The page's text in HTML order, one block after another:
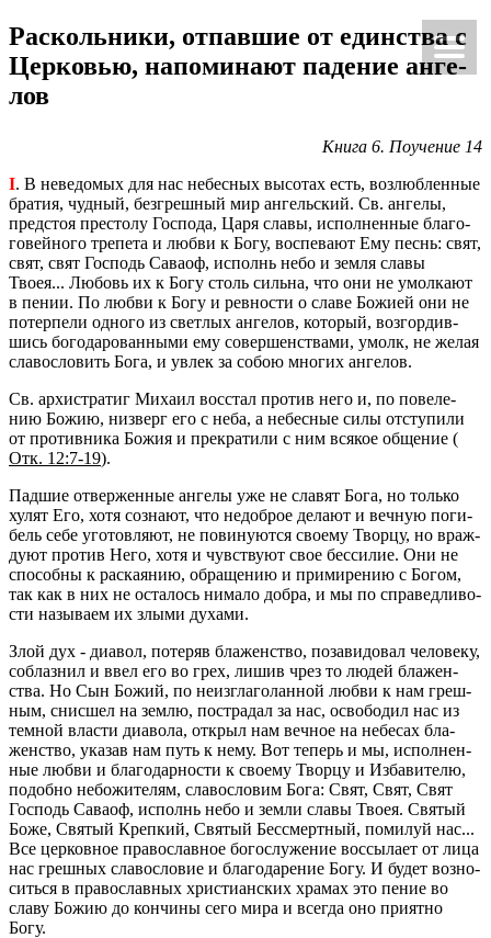
@Κύριεἐλέησον.με
Ки́рие эле́йсон
Рас­коль­ни­ки, от­пав­шие от един­ства с
Цер­ко­вью, на­по­ми­на­ют па­де­ние ан­ге­
лов
Книга 6. По­уче­ние 14
I. В неве­до­мых для нас небес­ных вы­со­тах есть, воз­люб­лен­ные
бра­тия, чуд­ный, без­греш­ный мир ан­гель­ский. Св. ан­ге­лы,
пред­стоя пре­сто­лу Гос­по­да, Царя славы, ис­пол­нен­ные бла­го­
го­вей­но­го тре­пе­та и любви к Богу, вос­пе­ва­ют Ему песнь: свят,
свят, свят Гос­подь Са­ва­оф, ис­полнь небо и земля славы
Твоея... Лю­бовь их к Богу столь силь­на, что они не умол­ка­ют
в пении. По любви к Богу и рев­но­сти о славе Бо­жи­ей они не
по­тер­пе­ли од­но­го из свет­лых ан­ге­лов, ко­то­рый, воз­гор­див­
шись бо­го­да­ро­ван­ны­ми ему со­вер­шен­ства­ми, умолк, не желая
сла­во­сло­вить Бога, и увлек за собою мно­гих ан­ге­лов.
Св. ар­хи­стра­тиг Ми­ха­ил вос­стал про­тив него и, по по­ве­ле­
нию Божию, низ­верг его с неба, а небес­ные силы от­сту­пи­ли
от про­тив­ни­ка Божия и пре­кра­ти­ли с ним вся­кое об­ще­ние (
Отк. 12:7-19).
Пад­шие от­вер­жен­ные ан­ге­лы уже не сла­вят Бога, но толь­ко
хулят Его, хотя со­зна­ют, что недоб­рое де­ла­ют и веч­ную по­ги­
бель себе уго­тов­ля­ют, не по­ви­ну­ют­ся сво­е­му Твор­цу, но враж­
ду­ют про­тив Него, хотя и чув­ству­ют свое бес­си­лие. Они не
спо­соб­ны к рас­ка­я­нию, об­ра­ще­нию и при­ми­ре­нию с Богом,
так как в них не оста­лось ни­ма­ло добра, и мы по спра­вед­ли­во­
сти на­зы­ва­ем их злыми ду­ха­ми.
Злой дух - диа­вол, по­те­ряв бла­жен­ство, по­за­ви­до­вал че­ло­ве­ку,
со­блаз­нил и ввел его во грех, лишив чрез то людей бла­жен­
ства. Но Сын Божий, по неиз­гла­го­лан­ной любви к нам греш­
ным, снис­шел на землю, по­стра­дал за нас, осво­бо­дил нас из
тем­ной вла­сти диа­во­ла, от­крыл нам веч­ное на небе­сах бла­
жен­ство, ука­зав нам путь к нему. Вот те­перь и мы, ис­пол­нен­
ные любви и бла­го­дар­но­сти к сво­е­му Твор­цу и Из­ба­ви­те­лю,
по­доб­но небо­жи­те­лям, сла­во­сло­вим Бога: Свят, Свят, Свят
Гос­подь Са­ва­оф, ис­полнь небо и земли славы Твоея. Свя­тый
Боже, Свя­тый Креп­кий, Свя­тый Бес­смерт­ный, по­ми­луй нас...
Все цер­ков­ное пра­во­слав­ное бо­го­слу­же­ние вос­сы­ла­ет от лица
нас греш­ных сла­во­сло­вие и бла­го­да­ре­ние Богу. И будет воз­но­
сить­ся в пра­во­слав­ных хри­сти­ан­ских хра­мах это пение во
славу Божию до кон­чи­ны сего мира и все­гда оно при­ят­но
Богу.